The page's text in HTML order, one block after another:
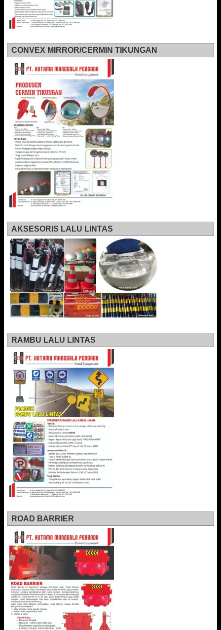
CONVEX MIRROR/CERMIN TIKUNGAN
AKSESORIS LALU LINTAS
RAMBU LALU LINTAS
ROAD BARRIER